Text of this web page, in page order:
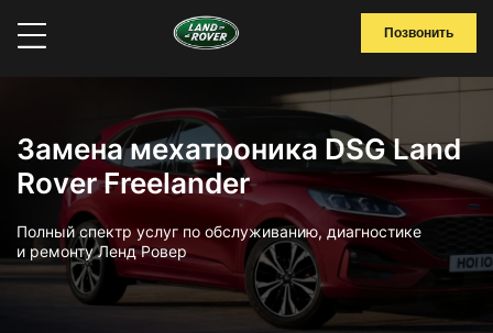
Позвонить
Замена мехатроника DSG Land
Rover Freelander
Полный спектр услуг по обслуживанию, диагностике
и ремонту Ленд Ровер